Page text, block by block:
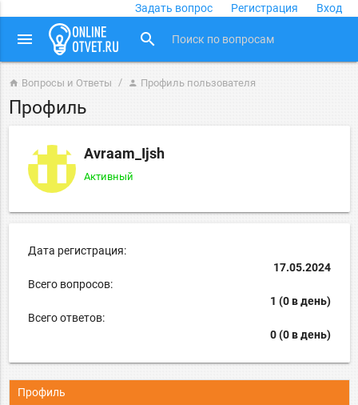
Задать вопрос Регистрация Вход
menu search
home Вопросы и Ответы person Профиль пользователя
Профиль
Avraam_Ijsh
Активный
Дата регистрация:
17.05.2024
Всего вопросов:
1 (0 в день)
Всего ответов:
0 (0 в день)
Профиль